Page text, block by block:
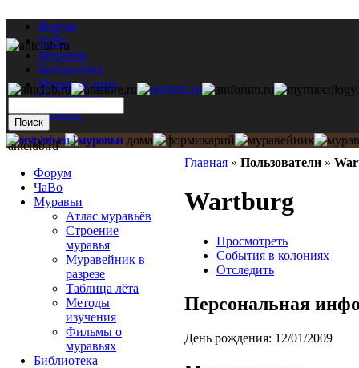
Форум
ЧаВо
Муравьи
Библиотека
Муравьи дома
Мастерская
Каталог
Главная » Пользователи »
Wartburg
Просмотреть
События в колониях
Отследить
Персональная
День рождения: 12/01/2009
antclub.ru
Форум
ЧаВо
Муравьи
Атлас муравьёв
Строение
муравья
Муравейник в
разрезе
Таблица лёта
Методы
изучения
Фильмы о
муравьях
Библиотека